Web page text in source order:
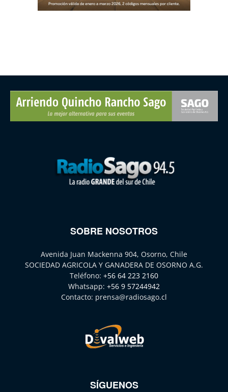
SOBRE NOSOTROS
Avenida Juan Mackenna 904, Osorno, Chile
SOCIEDAD AGRICOLA Y GANADERA DE OSORNO A.G.
Teléfono: +56 64 223 2160
Whatsapp: +56 9 57244942
Contacto: prensa@radiosago.cl
SÍGUENOS